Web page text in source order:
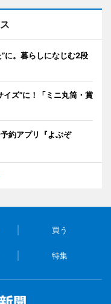
に。暮らしになじむ2段
ズ”に！「ミニ丸筒・賞
約アプリ『よぶぞ
買う
特集